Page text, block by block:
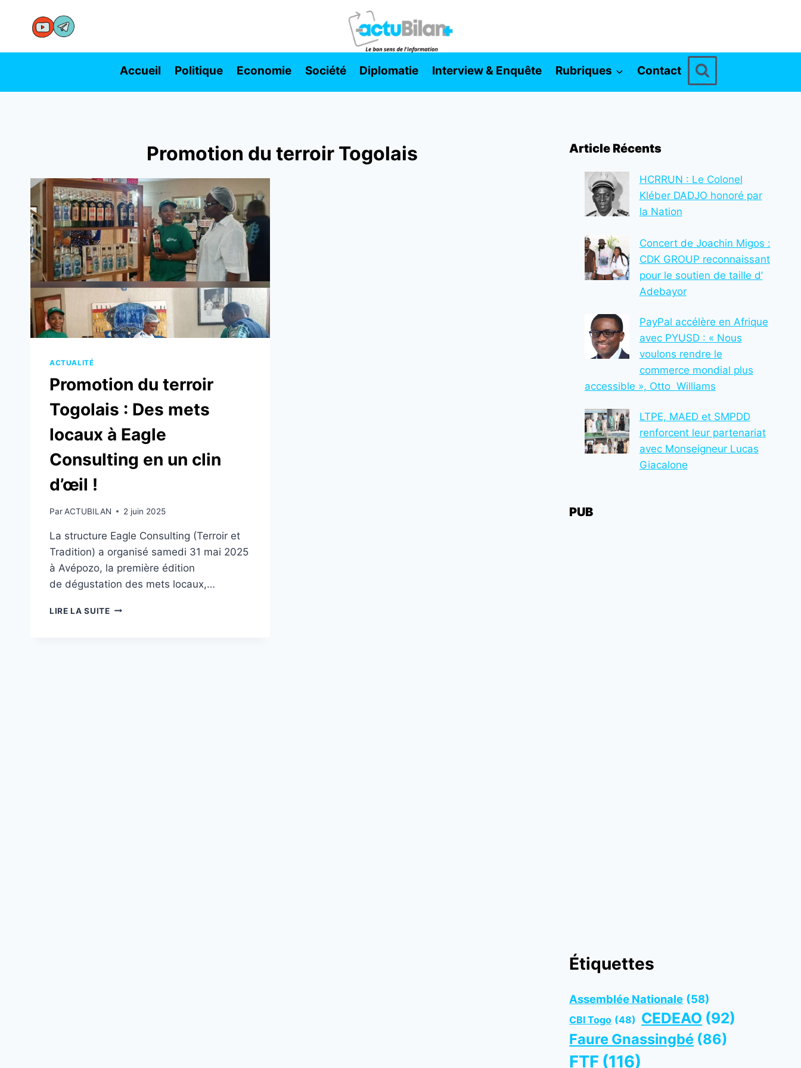
contenu
Accueil Politique Economie Société Diplomatie Interview & Enquête Rubriques Contact
Promotion du terroir Togolais
ACTUALITÉ
Promotion du terroir
Togolais : Des mets
locaux à Eagle
Consulting en un clin
d’œil !
ParACTUBILAN 2 juin 2025
La structure Eagle Consulting (Terroir et
Tradition) a organisé samedi 31 mai 2025
à Avépozo, la première édition
de dégustation des mets locaux,…
LIRE LA SUITEPROMOTION
Article Récents
HCRRUN : Le Colonel
Kléber DADJO honoré par
la Nation
Concert de Joachin Migos :
CDK GROUP reconnaissant
pour le soutien de taille d’
Adebayor
PayPal accélère en Afrique
avec PYUSD : « Nous
voulons rendre le
commerce mondial plus
accessible », Otto Williams
LTPE, MAED et SMPDD
renforcent leur partenariat
avec Monseigneur Lucas
Giacalone
PUB
Étiquettes
Assemblée Nationale (58)
CBI Togo (48) CEDEAO (92)
Faure Gnassingbé (86)
FTF (116)